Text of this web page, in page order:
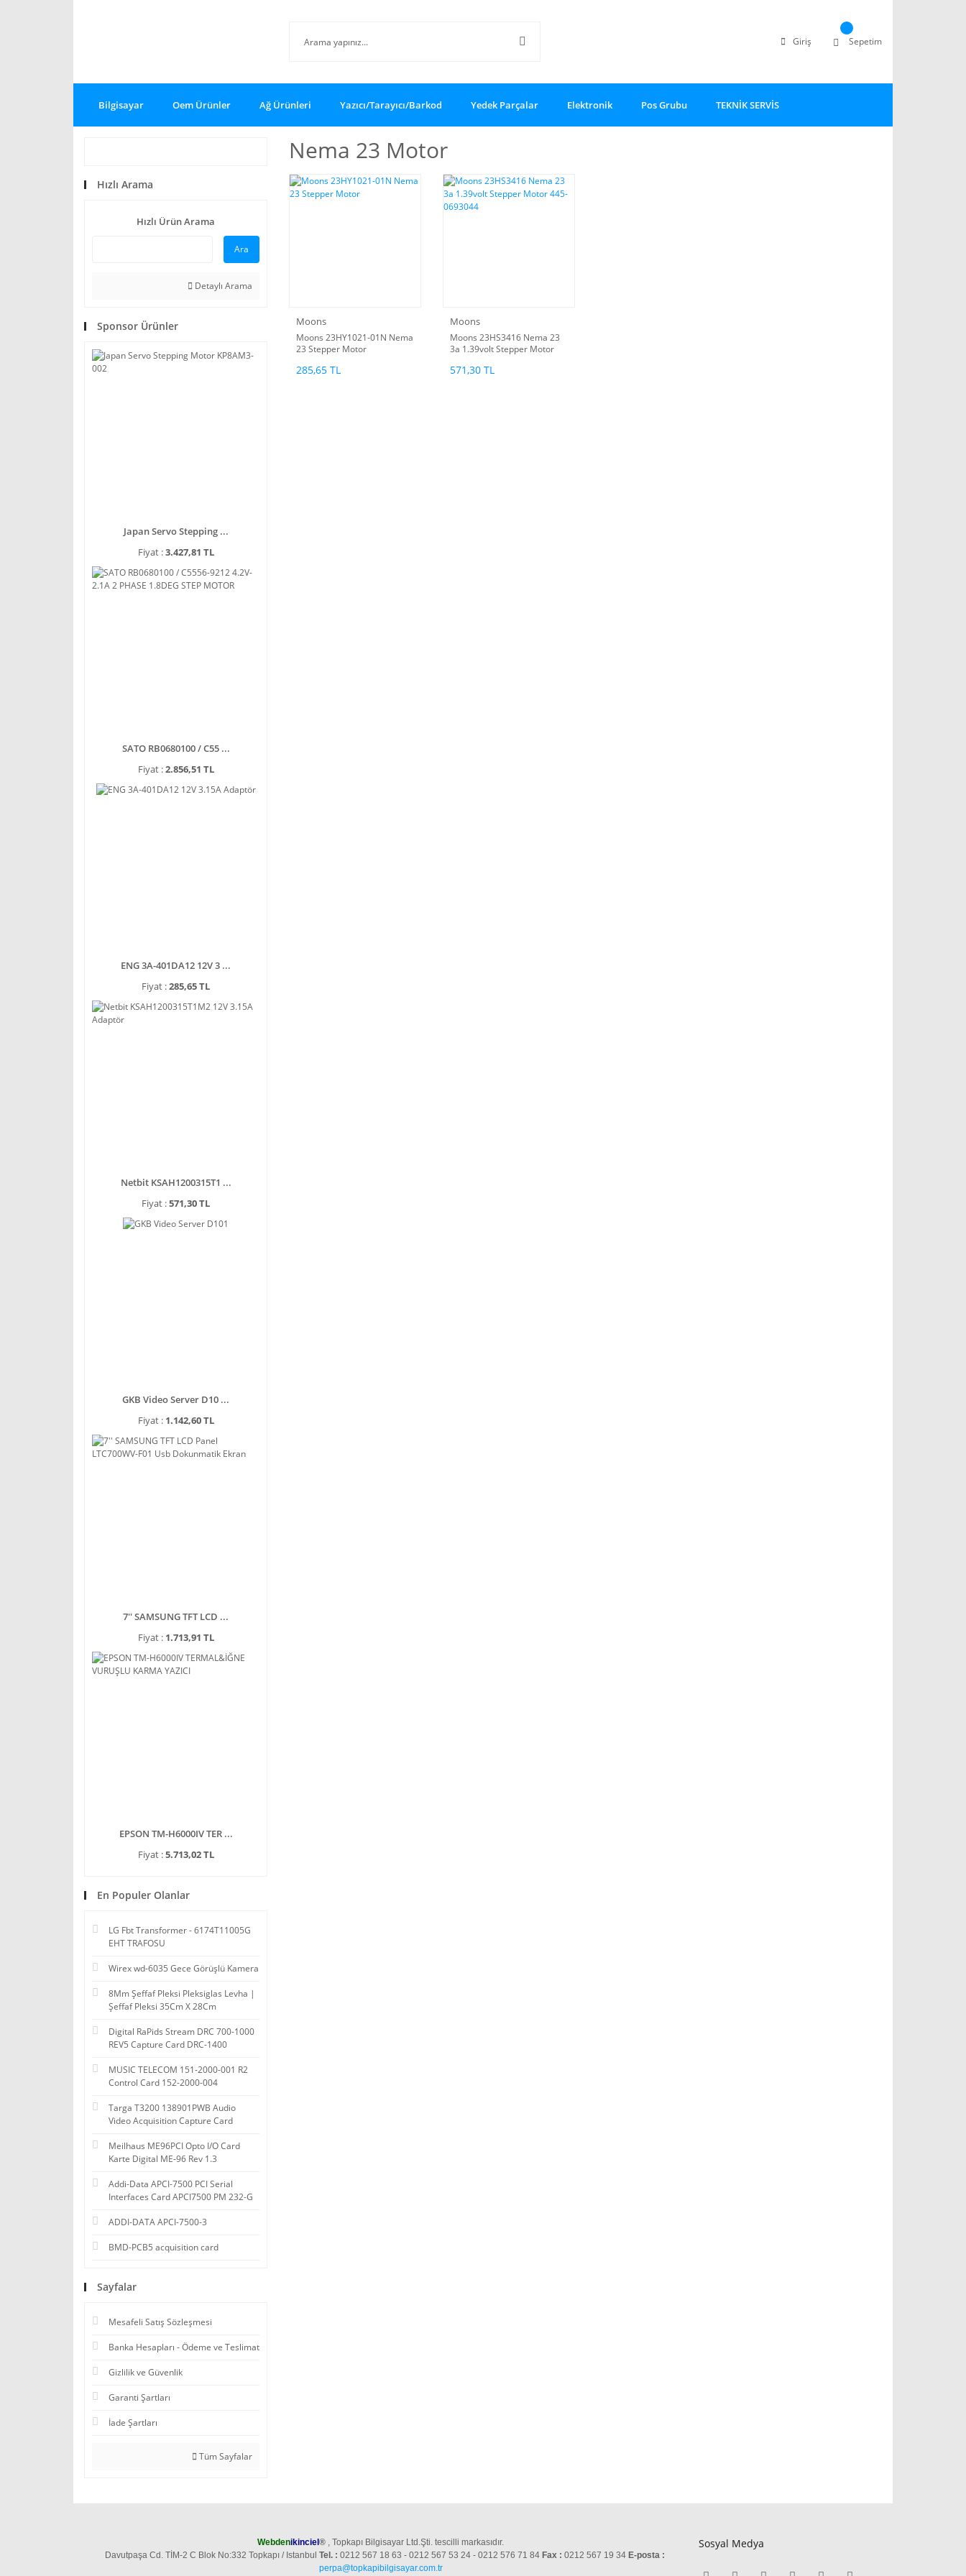
Giriş Sepetim
Bilgisayar Oem Ürünler Ağ Ürünleri Yazıcı/Tarayıcı/Barkod Yedek Parçalar Elektronik Pos Grubu TEKNİK SERVİS
Hızlı Arama
Hızlı Ürün Arama
Ara
Detaylı Arama
Sponsor Ürünler
Japan Servo Stepping ...
Fiyat :3.427,81 TL
SATO RB0680100 / C55 ...
Fiyat :2.856,51 TL
ENG 3A-401DA12 12V 3 ...
Fiyat :285,65 TL
Netbit KSAH1200315T1 ...
Fiyat :571,30 TL
GKB Video Server D10 ...
Fiyat : 1.142,60 TL
7'' SAMSUNG TFT LCD ...
Fiyat : 1.713,91 TL
EPSON TM-H6000IV TER ...
Fiyat :5.713,02 TL
En Populer Olanlar
LG Fbt Transformer - 6174T11005G
EHT TRAFOSU
Wirex wd-6035 Gece Görüşlü Kamera
8Mm Şeffaf Pleksi Pleksiglas Levha |
Şeffaf Pleksi 35Cm X 28Cm
Digital RaPids Stream DRC 700-1000
REV5 Capture Card DRC-1400
MUSIC TELECOM 151-2000-001 R2
Control Card 152-2000-004
Targa T3200 138901PWB Audio
Video Acquisition Capture Card
Meilhaus ME96PCI Opto I/O Card
Karte Digital ME-96 Rev 1.3
Addi-Data APCI-7500 PCI Serial
Interfaces Card APCI7500 PM 232-G
ADDI-DATA APCI-7500-3
BMD-PCB5 acquisition card
Sayfalar
Mesafeli Satış Sözleşmesi
Banka Hesapları - Ödeme ve Teslimat
Gizlilik ve Güvenlik
Garanti Şartları
İade Şartları
Tüm Sayfalar
Nema 23 Motor
Moons
Moons 23HY1021-01N Nema
23 Stepper Motor
285,65 TL
Moons
Moons 23HS3416 Nema 23
3a 1.39volt Stepper Motor
571,30 TL
Webdenikinciel ® , Topkapı Bilgisayar Ltd.Şti. tescilli markasıdır.
Davutpaşa Cd. TİM-2 C Blok No:332 Topkapı / Istanbul Tel. : 0212 567 18 63 - 0212 567 53 24 - 0212 576 71 84 Fax : 0212 567 19 34 E-posta :
perpa@topkapibilgisayar.com.tr
Sosyal Medya